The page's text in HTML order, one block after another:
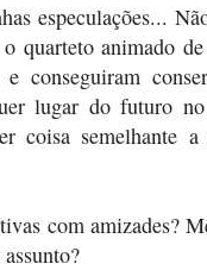
especulações...
quarteto animado
conseguiram
lugar do futuro
coisa semelhante
com amizades?